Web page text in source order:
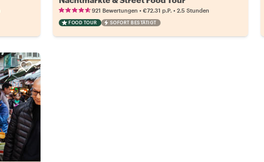
921 Bewertungen •€72.31 p.P. •2.5 Stunden
FOOD TOUR SOFORT BESTÄTIGT